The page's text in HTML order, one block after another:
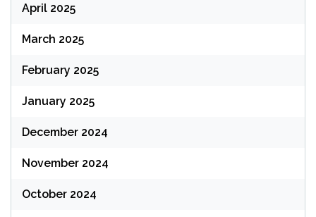
April 2025
March 2025
February 2025
January 2025
December 2024
November 2024
October 2024